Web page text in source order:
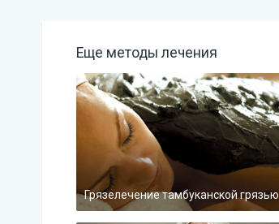
Еще методы лечения
Грязелечение тамбуканской грязью